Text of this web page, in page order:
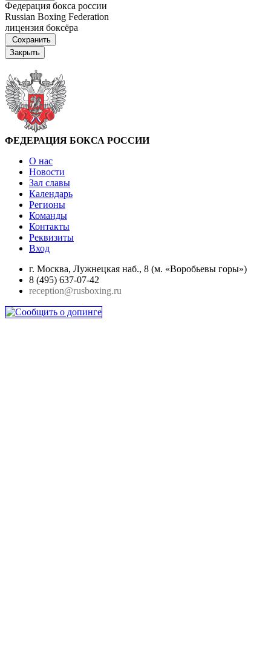
Федерация бокса россии
Russian Boxing Federation
лицензия боксёра
Сохранить
Закрыть
ФЕДЕРАЦИЯ БОКСА РОССИИ
О нас
Новости
Зал славы
Календарь
Регионы
Команды
Контакты
Реквизиты
Вход
г. Москва, Лужнецкая наб., 8 (м. «Воробьевы горы»)
8 (495) 637-07-42
reception@rusboxing.ru